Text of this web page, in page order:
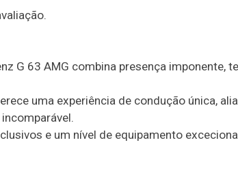
G 63 AMG combina presença imponente,
uma experiência de condução única,
e um nível de equipamento